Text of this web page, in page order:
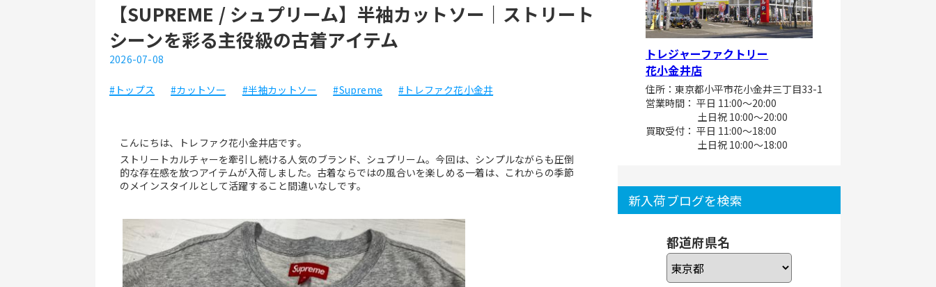
【SUPREME / シュプリーム】半袖カットソー｜ストリート
シーンを彩る主役級の古着アイテム
2026-07-08
#トップス #カットソー #半袖カットソー #Supreme #トレファク花小金井
こんにちは、トレファク花小金井店です。
ストリートカルチャーを牽引し続ける人気のブランド、シュプリーム。今回は、シンプルながらも圧倒
的な存在感を放つアイテムが入荷しました。古着ならではの風合いを楽しめる一着は、これからの季節
のメインスタイルとして活躍すること間違いなしです。
トレジャーファクトリー
花小金井店
住所：東京都小平市花小金井三丁目33-1
営業時間： 平日 11:00～20:00
土日祝 10:00～20:00
買取受付： 平日 11:00～18:00
土日祝 10:00～18:00
新入荷ブログを検索
都道府県名